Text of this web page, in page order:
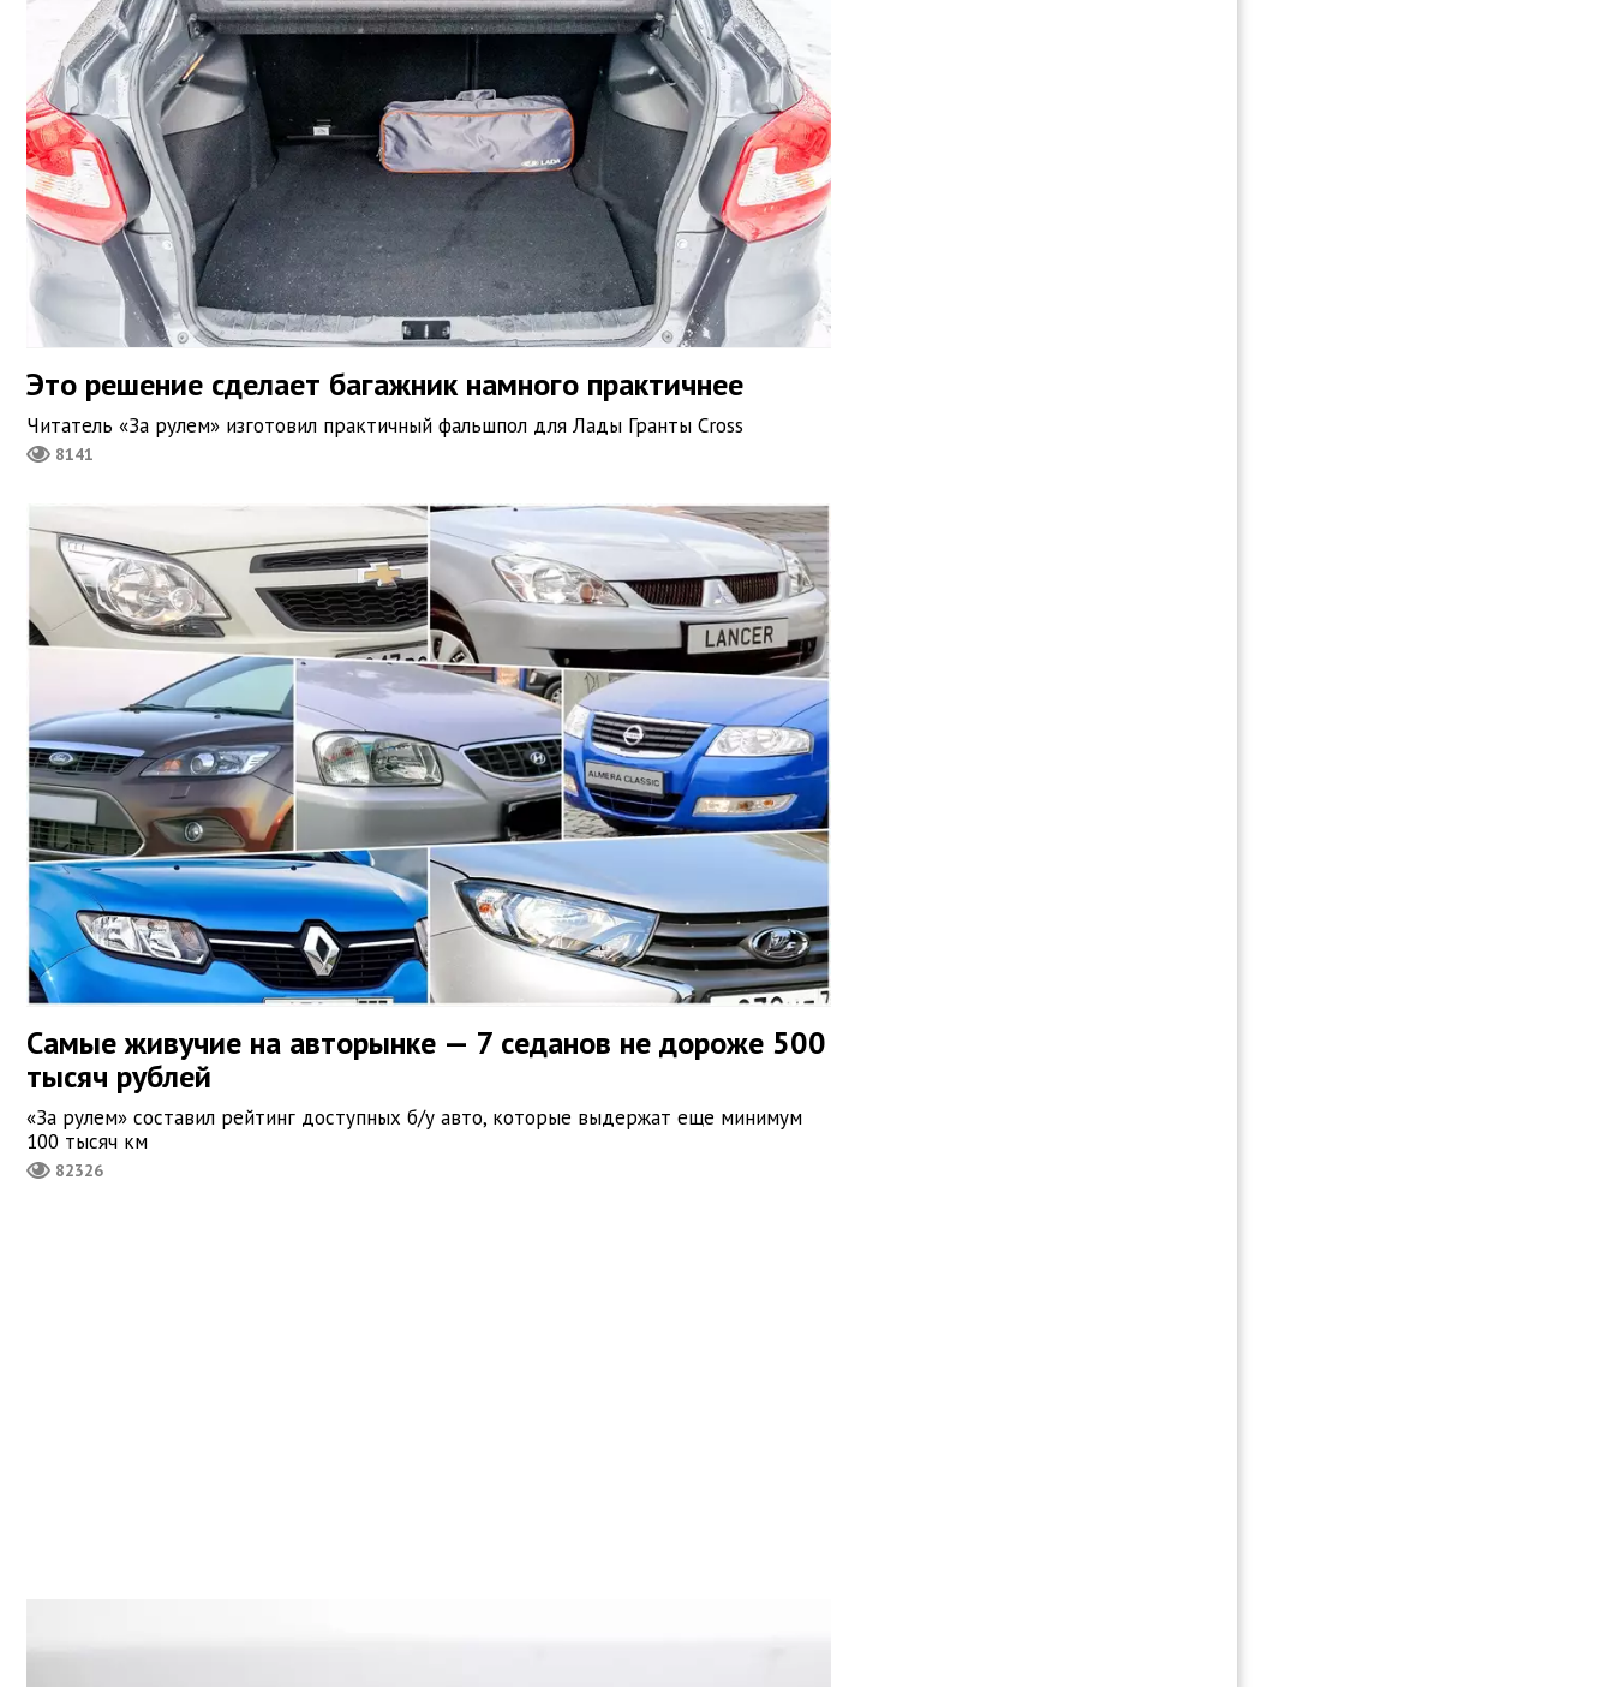
Это решение сделает багажник намного практичнее
Читатель «За рулем» изготовил практичный фальшпол для Лады Гранты Cross
8141
Самые живучие на авторынке — 7 седанов не дороже 500
тысяч рублей
«За рулем» составил рейтинг доступных б/у авто, которые выдержат еще минимум
100 тысяч км
82326